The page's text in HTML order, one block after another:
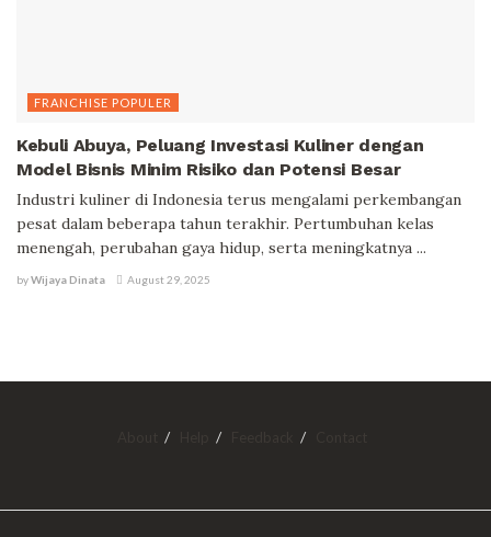
FRANCHISE POPULER
Kebuli Abuya, Peluang Investasi Kuliner dengan
Model Bisnis Minim Risiko dan Potensi Besar
Industri kuliner di Indonesia terus mengalami perkembangan
pesat dalam beberapa tahun terakhir. Pertumbuhan kelas
menengah, perubahan gaya hidup, serta meningkatnya ...
byWijaya Dinata August 29, 2025